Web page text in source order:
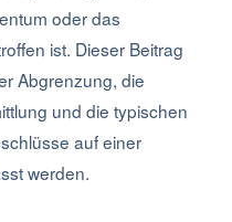
oder das
ist. Dieser Beitrag
Abgrenzung, die
und die typischen
auf einer
werden.